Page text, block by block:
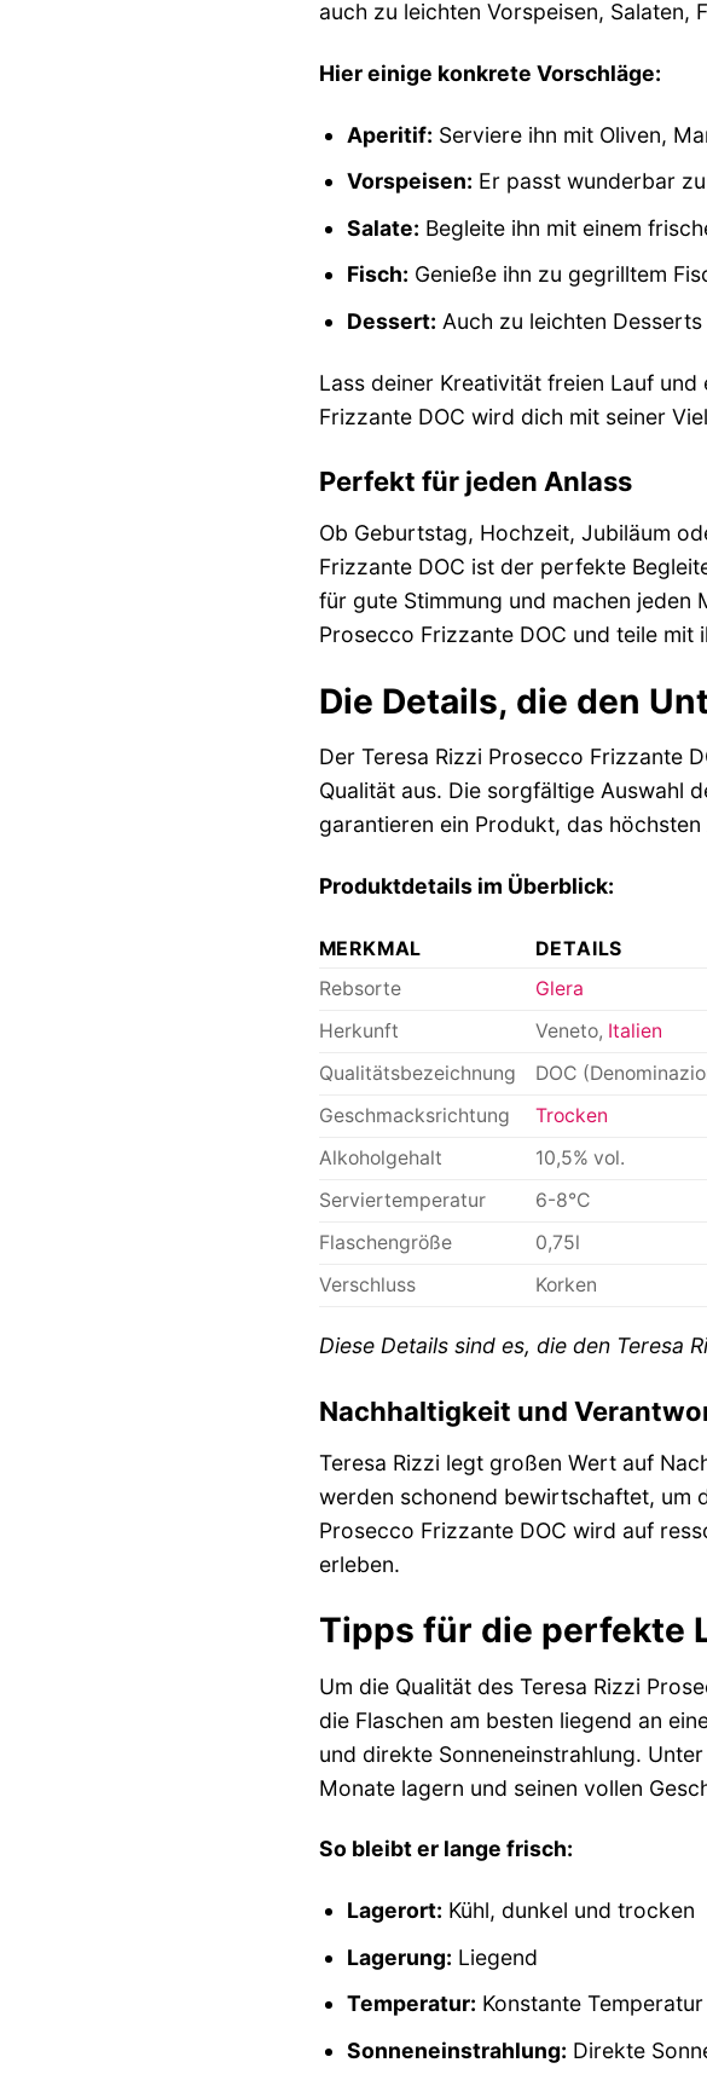
auch zu leichten Vorspeisen,
Hier einige konkrete Vorschläge:
Aperitif: Serviere ihn mit Oliven,
Vorspeisen: Er passt wunderbar
Salate: Begleite ihn mit einem
Fisch: Genieße ihn zu gegrilltem
Dessert: Auch zu leichten
Lass deiner Kreativität freien Lauf
Frizzante DOC wird dich mit seiner
Perfekt für jeden Anlass
Ob Geburtstag, Hochzeit, Jubiläum
Frizzante DOC ist der perfekte
für gute Stimmung und machen jeden
Prosecco Frizzante DOC und teile mit
Die Details, die den
Der Teresa Rizzi Prosecco Frizzante
Qualität aus. Die sorgfältige Auswahl
garantieren ein Produkt, das
Produktdetails im Überblick:
MERKMAL
DETAILS
Rebsorte
Glera
Herkunft
Veneto, Italien
Qualitätsbezeichnung
DOC
Geschmacksrichtung
Trocken
Alkoholgehalt
10,5% vol.
Serviertemperatur
6-8°C
Flaschengröße
0,75l
Verschluss
Korken
Diese Details sind es, die den Teresa
Nachhaltigkeit und
Teresa Rizzi legt großen Wert auf
werden schonend bewirtschaftet, um
Prosecco Frizzante DOC wird auf
erleben.
Tipps für die perfekte
Um die Qualität des Teresa Rizzi
die Flaschen am besten liegend an
und direkte Sonneneinstrahlung.
Monate lagern und seinen vollen
So bleibt er lange frisch:
Lagerort: Kühl, dunkel und trocken
Lagerung: Liegend
Temperatur: Konstante
Sonneneinstrahlung: Direkte